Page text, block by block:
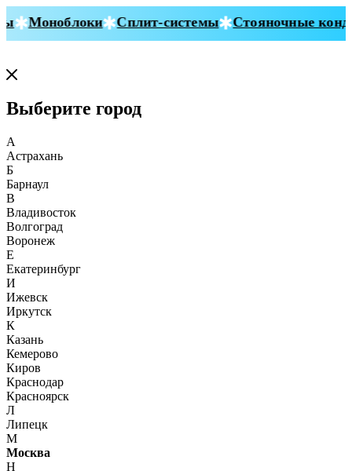
Моноблоки Сплит-системы Стояночные
Выберите город
А
Астрахань
Б
Барнаул
В
Владивосток
Волгоград
Воронеж
Е
Екатеринбург
И
Ижевск
Иркутск
К
Казань
Кемерово
Киров
Краснодар
Красноярск
Л
Липецк
М
Москва
Н